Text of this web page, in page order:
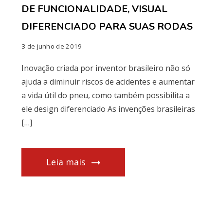
DE FUNCIONALIDADE, VISUAL
DIFERENCIADO PARA SUAS RODAS
3 de junho de 2019
Inovação criada por inventor brasileiro não só
ajuda a diminuir riscos de acidentes e aumentar
a vida útil do pneu, como também possibilita a
ele design diferenciado As invenções brasileiras
[…]
Leia mais